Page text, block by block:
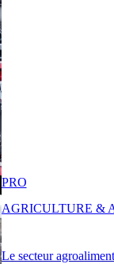
Le secteur
PRO
AGRICULTURE &